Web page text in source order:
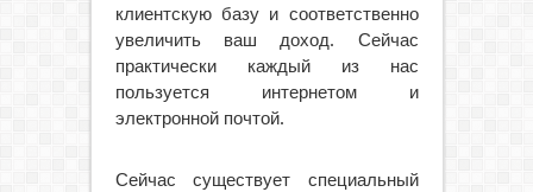
клиентскую базу и соответственно
увеличить ваш доход. Сейчас
практически каждый из нас
пользуется интернетом и
электронной почтой.
Сейчас существует специальный